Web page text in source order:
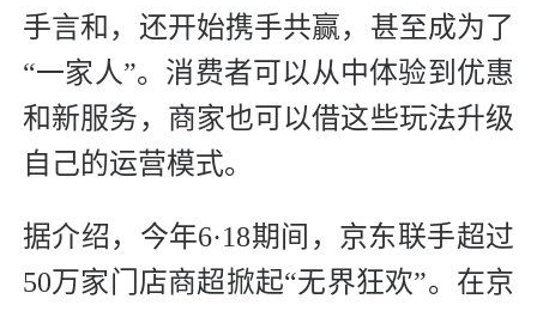
手言和，还开始携手共赢，甚至成为了
“一家人”。消费者可以从中体验到优惠
和新服务，商家也可以借这些玩法升级
自己的运营模式。
据介绍，今年6·18期间，京东联手超过
50万家门店商超掀起“无界狂欢”。在京